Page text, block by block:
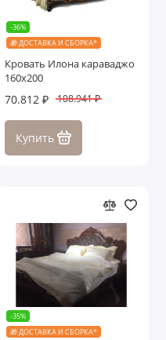
-36%
🎁 ДОСТАВКА И СБОРКА*
Кровать Илона караваджо
160х200
70.812 ₽ 108.941 ₽
Купить
-35%
🎁 ДОСТАВКА И СБОРКА*